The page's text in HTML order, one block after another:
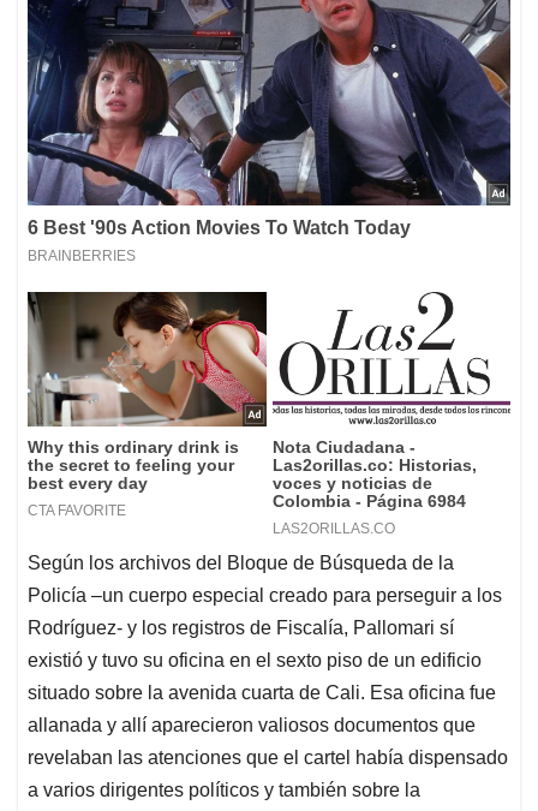
Según los archivos del Bloque de Búsqueda de la
Policía –un cuerpo especial creado para perseguir a los
Rodríguez- y los registros de Fiscalía, Pallomari sí
existió y tuvo su oficina en el sexto piso de un edificio
situado sobre la avenida cuarta de Cali. Esa oficina fue
allanada y allí aparecieron valiosos documentos que
revelaban las atenciones que el cartel había dispensado
a varios dirigentes políticos y también sobre la